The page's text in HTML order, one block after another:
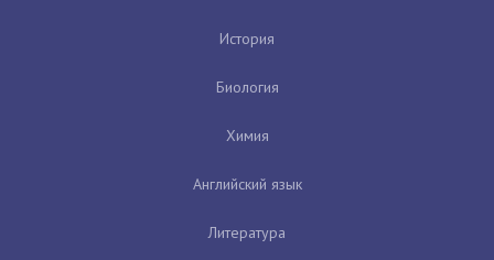
История
Биология
Химия
Английский язык
Литература